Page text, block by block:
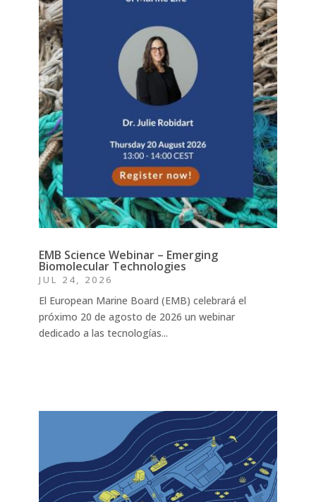
EMB Science Webinar – Emerging
Biomolecular Technologies
JUL 24, 2026
El European Marine Board (EMB) celebrará el
próximo 20 de agosto de 2026 un webinar
dedicado a las tecnologías...